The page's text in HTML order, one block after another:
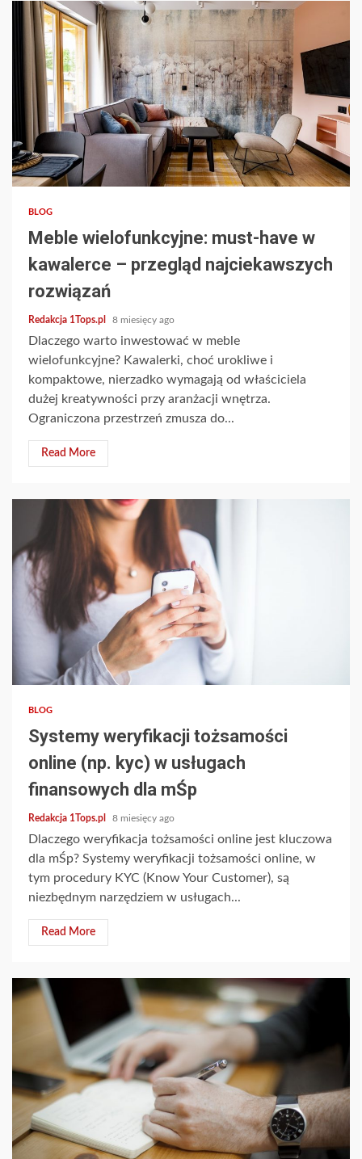
3 min read
BLOG
Meble wielofunkcyjne: must-have w
kawalerce – przegląd najciekawszych
rozwiązań
Redakcja 1Tops.pl 8 miesięcy ago
Dlaczego warto inwestować w meble
wielofunkcyjne? Kawalerki, choć urokliwe i
kompaktowe, nierzadko wymagają od właściciela
dużej kreatywności przy aranżacji wnętrza.
Ograniczona przestrzeń zmusza do...
Read More
4 min read
BLOG
Systemy weryfikacji tożsamości
online (np. kyc) w usługach
finansowych dla mŚp
Redakcja 1Tops.pl 8 miesięcy ago
Dlaczego weryfikacja tożsamości online jest kluczowa
dla mŚp? Systemy weryfikacji tożsamości online, w
tym procedury KYC (Know Your Customer), są
niezbędnym narzędziem w usługach...
Read More
3 min read